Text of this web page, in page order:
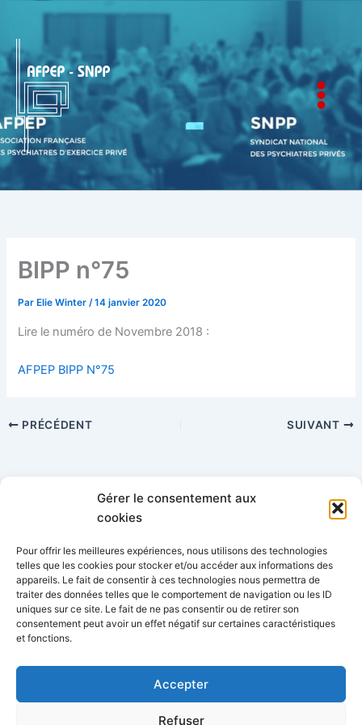
Gérer le consentement aux
cookies
Pour offrir les meilleures expériences, nous utilisons des technologies
telles que les cookies pour stocker et/ou accéder aux informations des
appareils. Le fait de consentir à ces technologies nous permettra de
traiter des données telles que le comportement de navigation ou les ID
uniques sur ce site. Le fait de ne pas consentir ou de retirer son
consentement peut avoir un effet négatif sur certaines caractéristiques
et fonctions.
Accepter
Refuser
contenu
AFPEP-SNPP
BIPP n°75
Par Elie Winter/14 janvier 2020
Lire le numéro de Novembre 2018 :
AFPEP BIPP N°75
PRÉCÉDENT SUIVANT
AFPEP-SNPP - 34 rue Lafitte, 75009 Paris 06 77 68 62 56
- info@afpep-snpp.org